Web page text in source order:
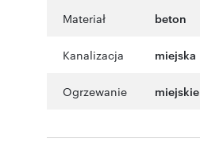
Materiał beton
Kanalizacja miejska
Ogrzewanie miejskie